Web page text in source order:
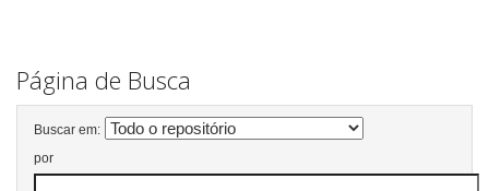
Página de Busca
Buscar em:
por